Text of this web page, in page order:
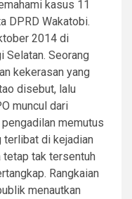
kasus 11
DPRD Wakatobi.
2014 di
Selatan. Seorang
kekerasan yang
disebut, lalu
muncul dari
memutus
terlibat di kejadian
tetap tak tersentuh
Rangkaian
menautkan